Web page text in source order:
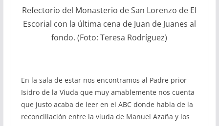
Refectorio del Monasterio de San Lorenzo de El
Escorial con la última cena de Juan de Juanes al
fondo. (Foto: Teresa Rodríguez)
En la sala de estar nos encontramos al Padre prior
Isidro de la Viuda que muy amablemente nos cuenta
que justo acaba de leer en el ABC donde habla de la
reconciliación entre la viuda de Manuel Azaña y los